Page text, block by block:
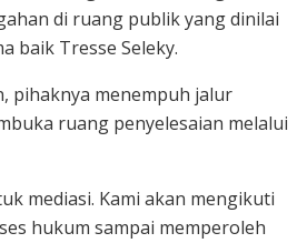
di ruang publik yang dinilai
baik Tresse Seleky.
pihaknya menempuh jalur
ruang penyelesaian melalui
mediasi. Kami akan mengikuti
hukum sampai memperoleh